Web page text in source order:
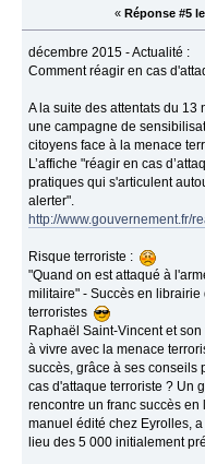
« Réponse #5
décembre 2015 - Actualité :
Comment réagir en cas
A la suite des attentats du
une campagne de
citoyens face à la menace
L’affiche "réagir en cas
pratiques qui s'articulent
alerter".
http://www.gouvernement.fr/
Risque terroriste :
"Quand on est attaqué à
militaire" - Succès en
terroristes
Raphaël Saint-Vincent et
à vivre avec la menace
succès, grâce à ses conseils
cas d'attaque terroriste ? Un
rencontre un franc succès
manuel édité chez Eyrolles,
lieu des 5 000 initialement